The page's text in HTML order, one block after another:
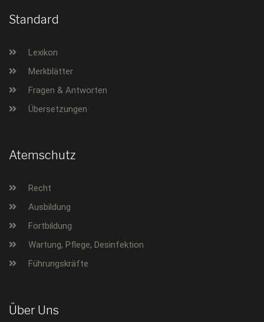
Standard
Lexikon
Merkblätter
Fragen & Antworten
Übersetzungen
Atemschutz
Recht
Ausbildung
Fortbildung
Wartung, Pflege, Desinfektion
Führungskräfte
Über Uns